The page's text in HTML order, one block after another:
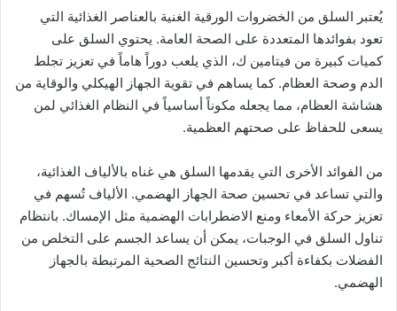
يُعتبر السلق من الخضروات الورقية الغنية بالعناصر الغذائية التي
تعود بفوائدها المتعددة على الصحة العامة. يحتوي السلق على
كميات كبيرة من فيتامين ك، الذي يلعب دوراً هاماً في تعزيز تجلط
الدم وصحة العظام. كما يساهم في تقوية الجهاز الهيكلي والوقاية من
هشاشة العظام، مما يجعله مكوناً أساسياً في النظام الغذائي لمن
يسعى للحفاظ على صحتهم العظمية.
من الفوائد الأخرى التي يقدمها السلق هي غناه بالألياف الغذائية،
والتي تساعد في تحسين صحة الجهاز الهضمي. الألياف تُسهم في
تعزيز حركة الأمعاء ومنع الاضطرابات الهضمية مثل الإمساك. بانتظام
تناول السلق في الوجبات، يمكن أن يساعد الجسم على التخلص من
الفضلات بكفاءة أكبر وتحسين النتائج الصحية المرتبطة بالجهاز
الهضمي.